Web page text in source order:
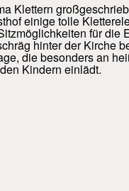
Klettern
einige tolle
für die
hinter der Kirche
die besonders an
Kindern einlädt.